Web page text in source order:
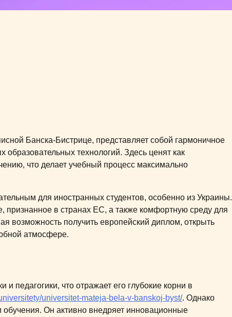
Банска-Бистрице, представляет собой гармоничное
образовательных технологий. Здесь ценят как
что делает учебный процесс максимально
для иностранных студентов, особенно из Украины.
признанное в странах ЕС, а также комфортную среду для
возможность получить европейский диплом, открыть
атмосфере.
педагогики, что отражает его глубокие корни в
universitet-mateja-bela-v-banskoj-byst/. Однако
Он активно внедряет инновационные